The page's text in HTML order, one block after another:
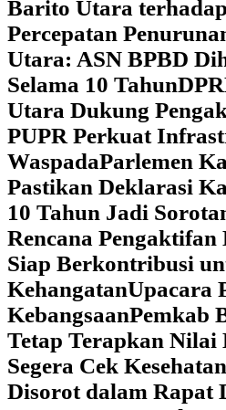
Barito Utara
Percepatan
Utara: ASN BPBD
Selama 10 Tahun
Utara Dukung
PUPR Perkuat
WaspadaParlemen
Pastikan Deklarasi
10 Tahun Jadi
Rencana
Siap Berkontribusi
KehangatanUpacara
KebangsaanPemkab
Tetap Terapkan Nilai
Segera Cek
Disorot dalam Rapat